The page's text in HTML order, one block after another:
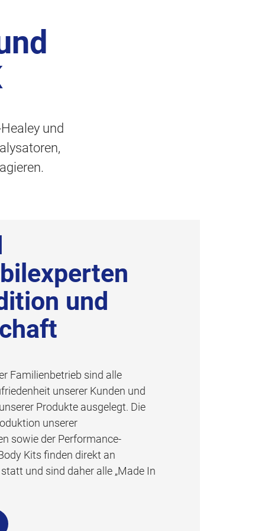
und
und
Familienbetrieb sind alle
unserer Kunden und
Produkte ausgelegt. Die
unserer
sowie der Performance-
Kits finden direkt an
und sind daher alle „Made In